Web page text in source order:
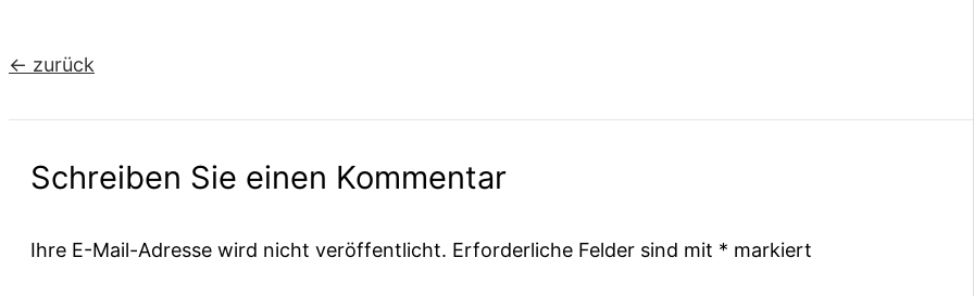
← zurück
Schreiben Sie einen Kommentar
Ihre E-Mail-Adresse wird nicht veröffentlicht. Erforderliche Felder sind mit * markiert